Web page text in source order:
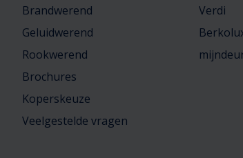
Brandwerend
Geluidwerend
Rookwerend
Brochures
Koperskeuze
Veelgestelde vragen
Verdi